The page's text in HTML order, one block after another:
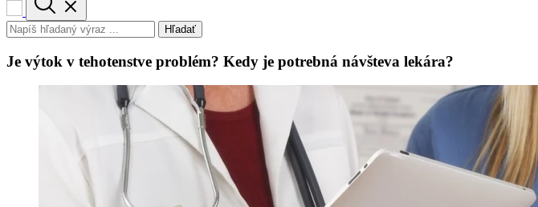
Hľadať
Je výtok v tehotenstve problém? Kedy je potrebná návšteva lekára?